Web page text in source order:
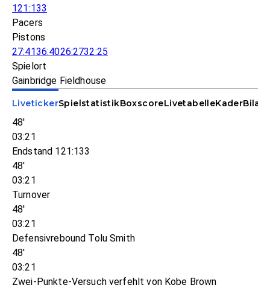
121:133
Pacers
Pistons
27:4136:4026:2732:25
Spielort
Gainbridge Fieldhouse
LivetickerSpielstatistikBoxscoreLivetabelleKader
48'
03:21
Endstand 121:133
48'
03:21
Turnover
48'
03:21
Defensivrebound Tolu Smith
48'
03:21
Zwei-Punkte-Versuch verfehlt von Kobe Brown